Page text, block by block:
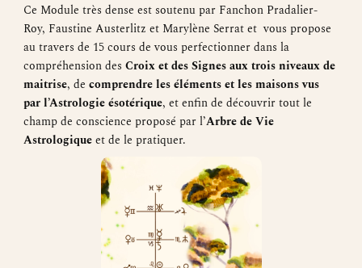
Ce Module très dense est soutenu par Fanchon Pradalier-
Roy, Faustine Austerlitz et Marylène Serrat et vous propose
au travers de 15 cours de vous perfectionner dans la
compréhension des Croix et des Signes aux trois niveaux de
maitrise, de comprendre les éléments et les maisons vus
par l’Astrologie ésotérique, et enfin de découvrir tout le
champ de conscience proposé par l’Arbre de Vie
Astrologiqueet de le pratiquer.